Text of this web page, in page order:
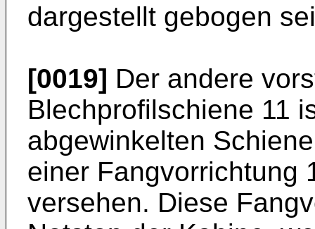
dargestellt gebogen
[0019] Der andere
Blechprofilschiene 11
abgewinkelten
einer Fangvorrichtung
versehen. Diese